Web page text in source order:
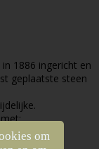
1886 ingericht en
geplaatste steen
om